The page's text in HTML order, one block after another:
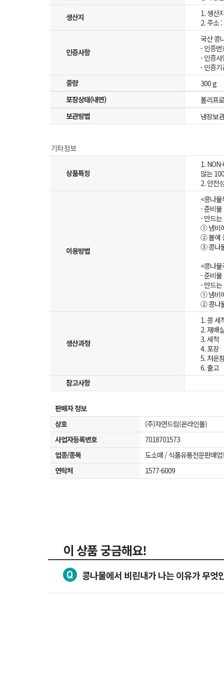
생산지
1. 생산
2. 주소
인증사항
국산 콩
- 인증
- 인증사
- 인증
중량
300 g
포장상태(내면)
폴리프
보관방법
냉장보
상품특징
1.
않는
2. 안전
이용방법
<콩나
- 준비
- 만드는
① 냄비
② 볼에
③ 콩나
<콩나
- 준비
- 만드는
① 냄비
② 콩나
생산과정
1. 콩 세
2. 재배
3. 세척
4. 포장
5. 저온
6. 출고
참고사항
판매자 정보
상호
(주)자연드림(온라인몰)
사업자등록번호
7018701573
업종/종목
도소매 / 식품유통전문판매
연락처
1577-6009
이 상품 궁금해요!
콩나물에서 비린내가 나는 이유가 무엇